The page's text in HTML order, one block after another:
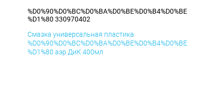
%D0%90%D0%BC%D0%BA%D0%BE%D0%B4%D0%BE
%D1%80 330970402
Смазка универсальная пластика
%D0%90%D0%BC%D0%BA%D0%BE%D0%B4%D0%BE
%D1%80 аэр ДиК 400мл